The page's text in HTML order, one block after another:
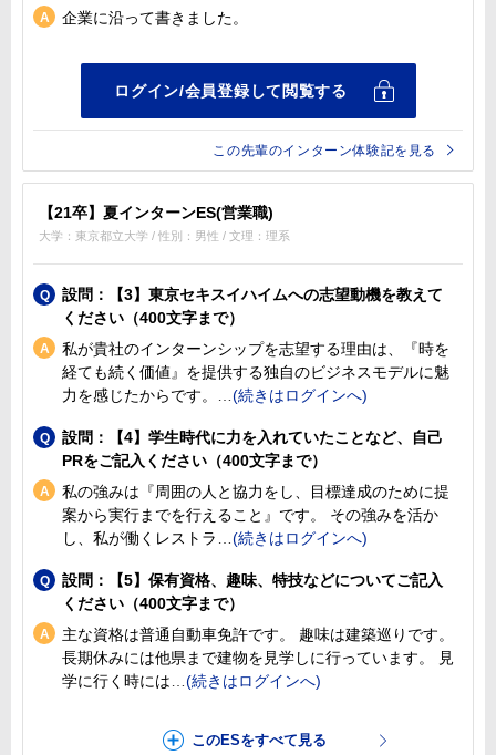
企業に沿って書きました。
この先輩のインターン体験記を見る
【21卒】夏インターンES(営業職)
大学：東京都立大学 / 性別：男性 / 文理：理系
設問：【3】東京セキスイハイムへの志望動機を教えて
ください（400文字まで）
私が貴社のインターンシップを志望する理由は、『時を
経ても続く価値』を提供する独自のビジネスモデルに魅
力を感じたからです。
設問：【4】学生時代に力を入れていたことなど、自己
PRをご記入ください（400文字まで）
私の強みは『周囲の人と協力をし、目標達成のために提
案から実行までを行えること』です。 その強みを活か
し、私が働くレストラ
設問：【5】保有資格、趣味、特技などについてご記入
ください（400文字まで）
主な資格は普通自動車免許です。 趣味は建築巡りです。
長期休みには他県まで建物を見学しに行っています。 見
学に行く時には